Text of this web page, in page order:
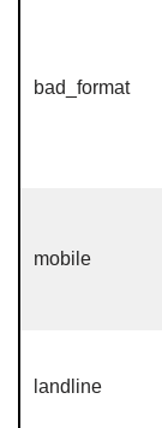
bad_format
mobile
landline